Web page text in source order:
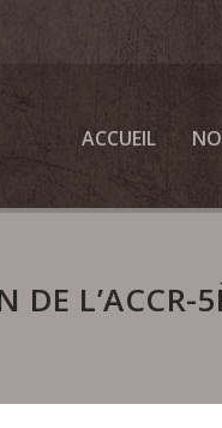
ACCUEIL
DE L’ACCR-